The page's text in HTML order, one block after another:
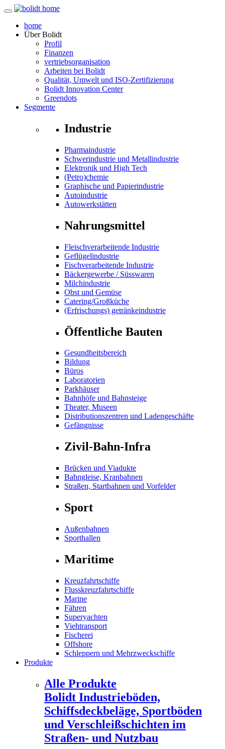
home
ÜberBolidt
Profil
Finanzen
vertriebsorganisation
Arbeiten bei Bolidt
Qualität, Umwelt und ISO-Zertifizierung
Bolidt Innovation Center
Greendots
Segmente
Industrie
Pharmaindustrie
Schwerindustrie und Metallindustrie
Elektronik und High Tech
(Petro)chemie
Graphische und Papierindustrie
Autoindustrie
Autowerkstätten
Nahrungsmittel
Fleischverarbeitende Industrie
Geflügelindustrie
Fischverarbeitende Industrie
Bäckergewerbe / Süsswaren
Milchindustrie
Obst und Gemüse
Catering/Großküche
(Erfrischungs) getränkeindustrie
Öffentliche Bauten
Gesundheitsbereich
Bildung
Büros
Laboratorien
Parkhäuser
Bahnhöfe und Bahnsteige
Theater, Museen
Distributionszentren und Ladengeschäfte
Gefängnisse
Zivil-Bahn-Infra
Brücken und Viadukte
Bahngleise, Kranbahnen
Straßen, Startbahnen und Vorfelder
Sport
Außenbahnen
Sporthallen
Maritime
Kreuzfahrtschiffe
Flusskreuzfahrtschiffe
Marine
Fähren
Superyachten
Viehtransport
Fischerei
Offshore
Schleppern und Mehrzweckschiffe
Produkte
Alle Produkte
Bolidt Industrieböden,
Schiffsdeckbeläge, Sportböden
und Verschleißschichten im
Straßen- und Nutzbau